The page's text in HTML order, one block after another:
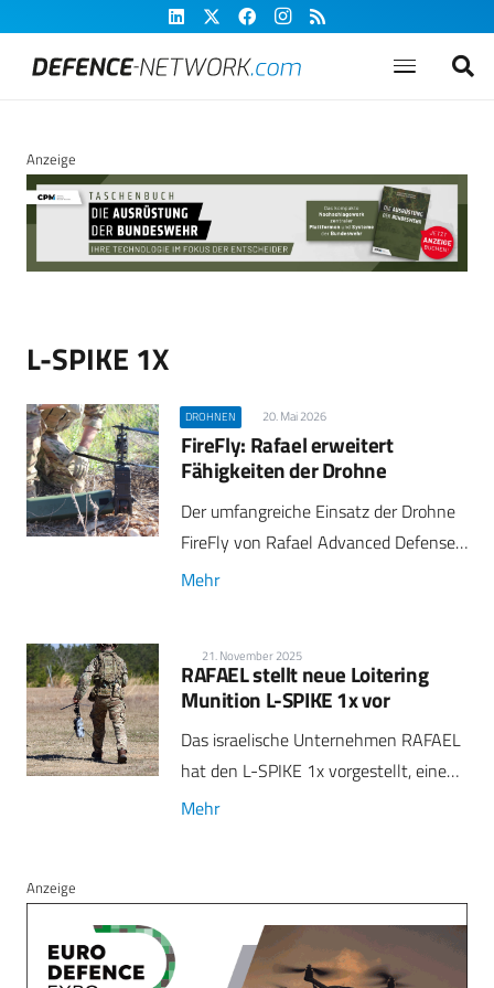
Anzeige
L-SPIKE 1X
DROHNEN 20. Mai 2026
FireFly: Rafael erweitert
Fähigkeiten der Drohne
Der umfangreiche Einsatz der Drohne
FireFly von Rafael Advanced Defense…
Mehr
21. November 2025
RAFAEL stellt neue Loitering
Munition L-SPIKE 1x vor
Das israelische Unternehmen RAFAEL
hat den L-SPIKE 1x vorgestellt, eine…
Mehr
Anzeige